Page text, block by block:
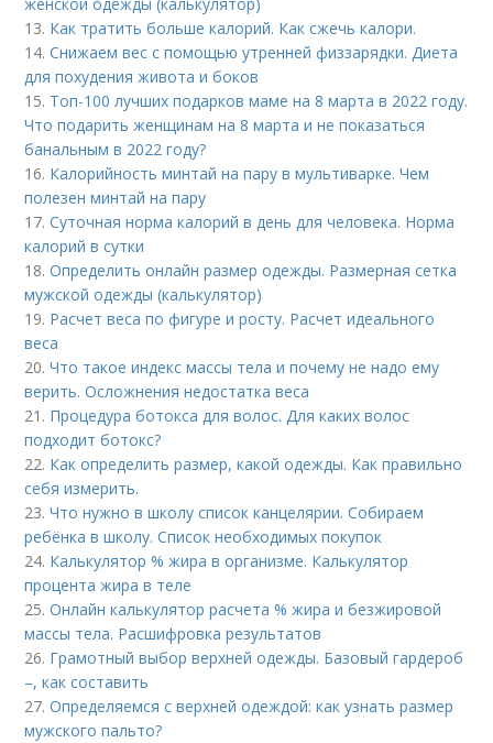
13. Как тратить больше калорий. Как сжечь калори.
14.Снижаем вес с помощью утренней физзарядки. Диета
для похудения живота и боков
15. Топ-100 лучших подарков маме на 8 марта в 2022 году.
Что подарить женщинам на 8 марта и не показаться
банальным в 2022 году?
16. Калорийность минтай на пару в мультиварке. Чем
полезен минтай на пару
17.Суточная норма калорий в день для человека. Норма
калорий в сутки
18.Определить онлайн размер одежды. Размерная сетка
мужской одежды (калькулятор)
19. Расчет веса по фигуре и росту. Расчет идеального
веса
20.Что такое индекс массы тела и почему не надо ему
верить. Осложнения недостатка веса
21. Процедура ботокса для волос. Для каких волос
подходит ботокс?
22. Как определить размер, какой одежды. Как правильно
себя измерить.
23.Что нужно в школу список канцелярии. Собираем
ребёнка в школу. Список необходимых покупок
24. Калькулятор % жира в организме. Калькулятор
процента жира в теле
25.Онлайн калькулятор расчета % жира и безжировой
массы тела. Расшифровка результатов
26. Грамотный выбор верхней одежды. Базовый гардероб
–, как составить
27.Определяемся с верхней одеждой: как узнать размер
мужского пальто?